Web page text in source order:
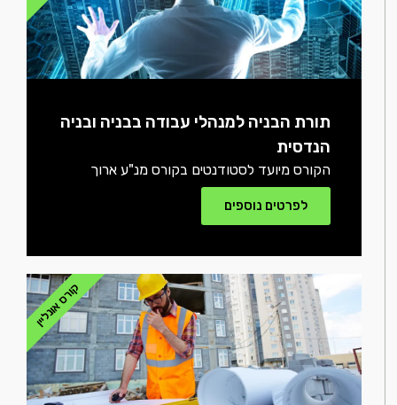
תורת הבניה למנהלי עבודה בבניה ובניה
הנדסית
הקורס מיועד לסטודנטים בקורס מנ"ע ארוך
לפרטים נוספים
קורס אונליין